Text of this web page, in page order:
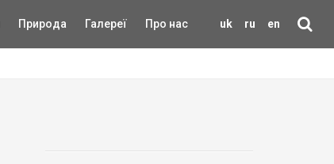
uk ru en
Природа Галереї Про нас